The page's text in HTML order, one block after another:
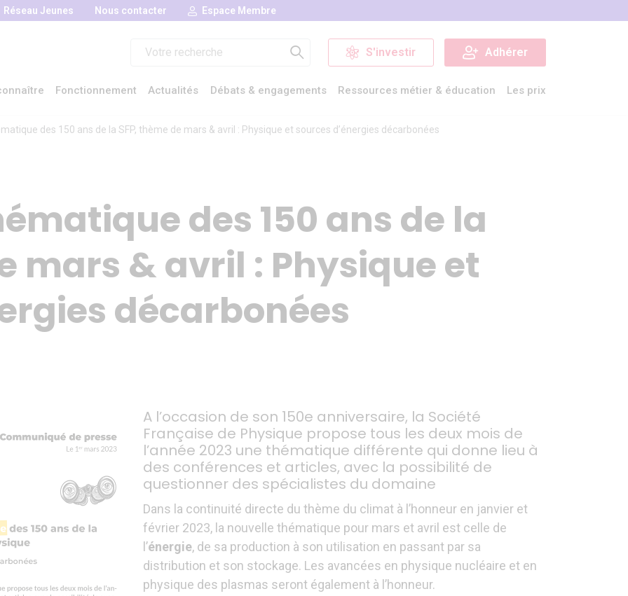
Réseau Jeunes Nous contacter Espace Membre
S'investir Adhérer
Fonctionnement Actualités Débats & engagements Ressources métier & éducation Les prix
des 150 ans de la SFP, thème de mars & avril : Physique et sources d’énergies décarbonées
des 150 ans de la
mars & avril : Physique et
décarbonées
A l’occasion de son 150e anniversaire, la Société
Française de Physique propose tous les deux mois de
l’année 2023 une thématique différente qui donne lieu à
des conférences et articles, avec la possibilité de
questionner des spécialistes du domaine
Dans la continuité directe du thème du climat à l’honneur en janvier et
février 2023, la nouvelle thématique pour mars et avril est celle de
l’énergie, de sa production à son utilisation en passant par sa
distribution et son stockage. Les avancées en physique nucléaire et en
physique des plasmas seront également à l’honneur.